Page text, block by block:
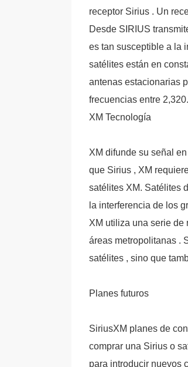
receptor Sirius . Un
Desde SIRIUS
es tan susceptible a la
satélites están en
antenas estacionarias
frecuencias entre
XM Tecnología
XM difunde su señal
que Sirius , XM
satélites XM. Satélites
la interferencia de los
XM utiliza una serie de
áreas metropolitanas .
satélites , sino que
Planes futuros
SiriusXM planes de
comprar una Sirius o
para introducir nuevos